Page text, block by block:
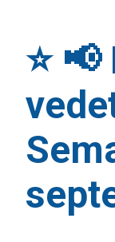
⭐️